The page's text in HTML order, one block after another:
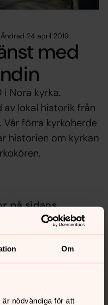
Om
nödvändiga för att
24 april 2019
med
i Nora kyrka.
av lokal historik från
Vår förra kyrkoherde
historien om kyrkan
på sidans